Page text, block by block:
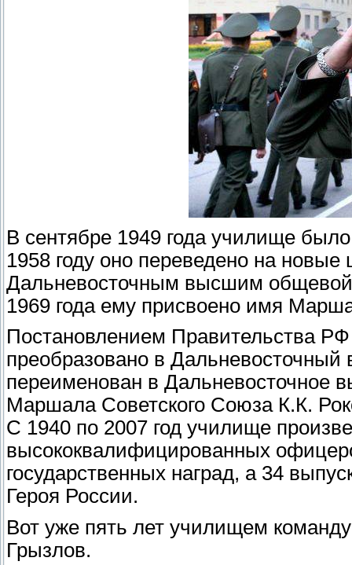
В сентябре 1949 года училище
1958 году оно переведено на
Дальневосточным высшим
1969 года ему присвоено имя
Постановлением Правительства РФ
преобразовано в Дальневосточный
переименован в Дальневосточное
Маршала Советского Союза К.К.
С 1940 по 2007 год училище
высококвалифицированных
государственных наград, а 34
Героя России.
Вот уже пять лет училищем
Грызлов.